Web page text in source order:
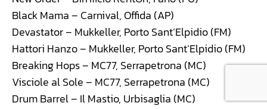
Black Mama – Carnival, Offida (AP)
Devastator – Mukkeller, Porto Sant’Elpidio (FM)
Hattori Hanzo – Mukkeller, Porto Sant’Elpidio (FM)
Breaking Hops – MC77, Serrapetrona (MC)
Visciole al Sole – MC77, Serrapetrona (MC)
Drum Barrel – Il Mastio, Urbisaglia (MC)